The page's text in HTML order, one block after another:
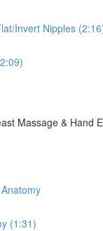
Invert Nipples
Massage & Hand
(1:31)